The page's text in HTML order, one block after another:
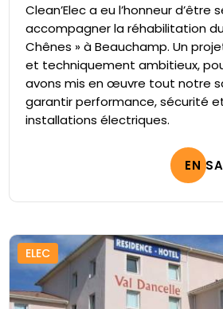
Clean’Elec a eu l’honneur
accompagner la réhabilitation
Chênes » à Beauchamp. Un
et techniquement ambitieux,
avons mis en œuvre tout notre
garantir performance, sécurité
installations électriques.
EN
ELEC